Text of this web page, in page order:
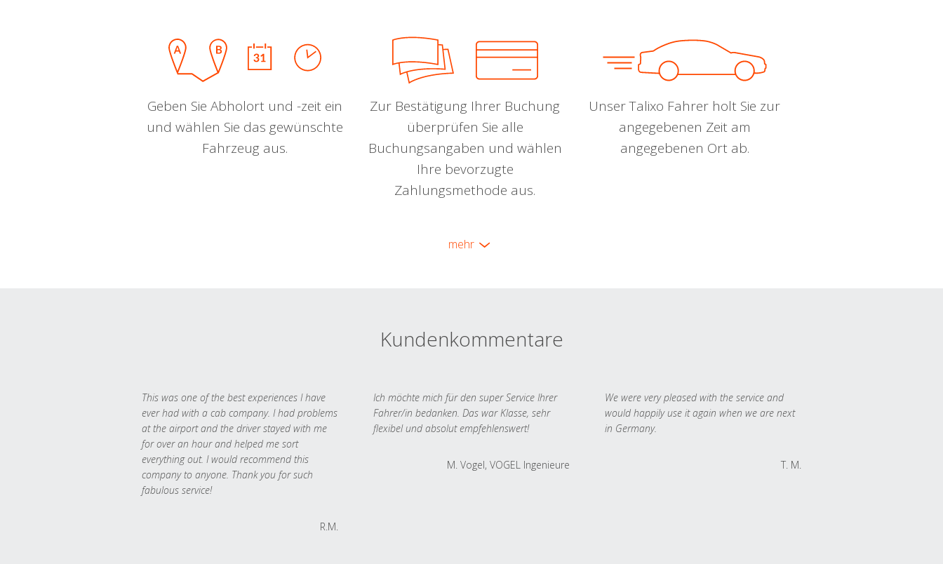
Geben Sie Abholort und -zeit ein
und wählen Sie das gewünschte
Fahrzeug aus.
Zur Bestätigung Ihrer Buchung
überprüfen Sie alle
Buchungsangaben und wählen
Ihre bevorzugte
Zahlungsmethode aus.
Unser Talixo Fahrer holt Sie zur
angegebenen Zeit am
angegebenen Ort ab.
mehr
Kundenkommentare
This was one of the best experiences I have
ever had with a cab company. I had problems
at the airport and the driver stayed with me
for over an hour and helped me sort
everything out. I would recommend this
company to anyone. Thank you for such
fabulous service!
R.M.
Ich möchte mich für den super Service Ihrer
Fahrer/in bedanken. Das war Klasse, sehr
flexibel und absolut empfehlenswert!
M. Vogel, VOGEL Ingenieure
We were very pleased with the service and
would happily use it again when we are next
in Germany.
T. M.